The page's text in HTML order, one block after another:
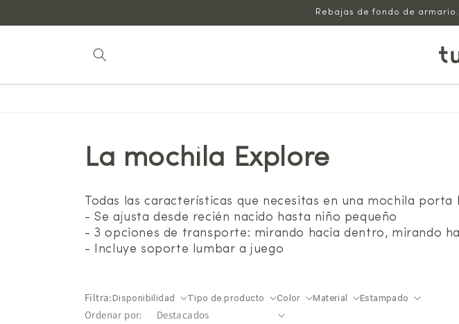
contenido
Rebajas de fondo de
La mochila Explore
Todas las características que necesitas en una mochila
- Se ajusta desde recién nacido hasta niño pequeño
- 3 opciones de transporte: mirando hacia dentro, mirando
- Incluye soporte lumbar a juego
Filtra: Disponibilidad Tipo de producto Color Material Estampado
Ordenar por: